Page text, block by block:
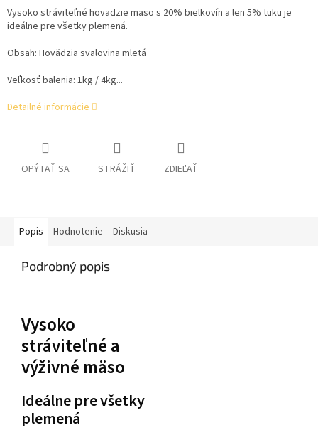
Vysoko stráviteľné hovädzie mäso s 20% bielkovín a len 5% tuku je
ideálne pre všetky plemená.
Obsah: Hovädzia svalovina mletá
Veľkosť balenia: 1kg / 4kg...
Detailné informácie
OPÝTAŤ SA STRÁŽIŤ ZDIEĽAŤ
Popis Hodnotenie Diskusia
Podrobný popis
Vysoko
stráviteľné a
výživné mäso
Ideálne pre všetky
plemená